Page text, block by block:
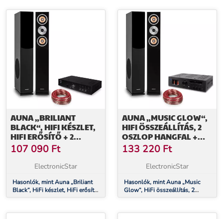
AUNA „BRILIANT
BLACK“, HIFI KÉSZLET,
HIFI ERŐSÍTŐ + 2
OSZLOP HANGFAL +
KÁBEL
107 090 Ft
ElectronicStar
Hasonlók, mint Auna „Briliant
Black“, HiFi készlet, HiFi erősítő
+ 2 oszlop hangfal + kábel
AUNA „MUSIC GLOW“,
HIFI ÖSSZEÁLLÍTÁS, 2
OSZLOP HANGFAL +
CSÖVES HIFI ERŐSÍTŐ +
KÁBEL
133 220 Ft
ElectronicStar
Hasonlók, mint Auna „Music
Glow“, HiFi összeállítás, 2
oszlop hangfal + csöves HiFi